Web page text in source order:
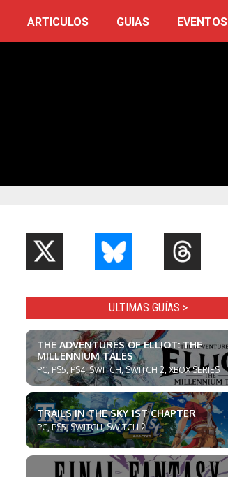
ARTICULOS GUIAS EVENTOS
ULTIMAS GUÍAS >
THE ADVENTURES OF ELLIOT: THE
MILLENNIUM TALES
PC, PS5, PS4, SWITCH, SWITCH 2, XBOX SERIES
TRAILS IN THE SKY 1ST CHAPTER
PC, PS5, SWITCH, SWITCH 2